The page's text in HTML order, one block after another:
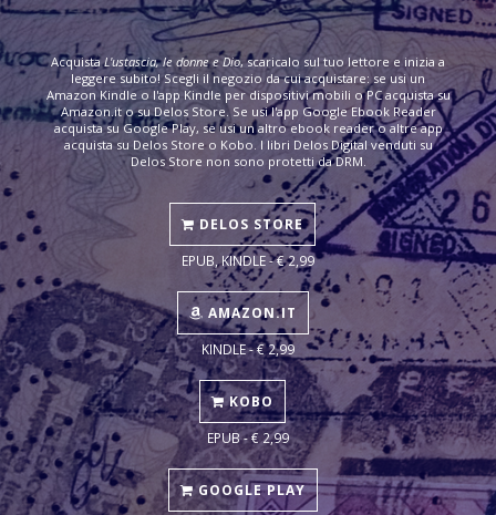
AcquistaL'ustascia, le donne e Dio, scaricalo sul tuo lettore e inizia a
leggere subito! Scegli il negozio da cui acquistare: se usi un
Amazon Kindle o l'app Kindle per dispositivi mobili o PC acquista su
Amazon.it o su Delos Store. Se usi l'app Google Ebook Reader
acquista su Google Play, se usi un altro ebook reader o altre app
acquista su Delos Store o Kobo. I libri Delos Digital venduti su
Delos Store non sono protetti da DRM.
DELOS STORE
EPUB, KINDLE - € 2,99
AMAZON.IT
KINDLE - € 2,99
KOBO
EPUB - € 2,99
GOOGLE PLAY